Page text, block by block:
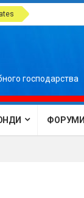
господарства
ФОРУМИ